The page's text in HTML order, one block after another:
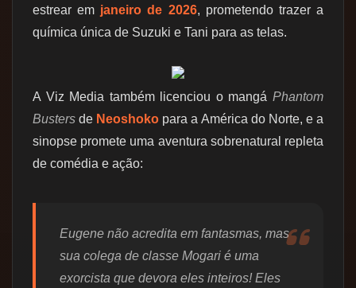
estrear em janeiro de 2026, prometendo trazer a
química única de Suzuki e Tani para as telas.
A Viz Media também licenciou o mangá Phantom
Busters de Neoshoko para a América do Norte, e a
sinopse promete uma aventura sobrenatural repleta
de comédia e ação:
Eugene não acredita em fantasmas, mas
sua colega de classe Mogari é uma
exorcista que devora eles inteiros! Eles